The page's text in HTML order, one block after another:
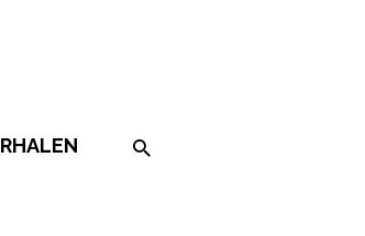
Search on the website